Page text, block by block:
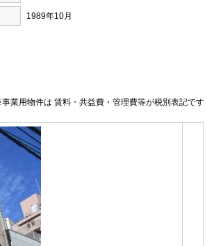
1989年10月
業用物件は 賃料・共益費・管理費等が税別表記です